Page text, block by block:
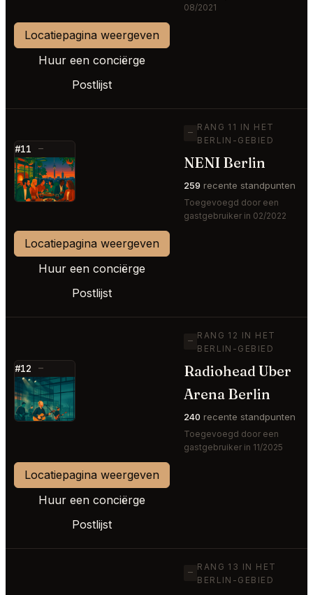
08/2021
Locatiepagina weergeven
Huur een conciërge
Postlijst
#11 —
⭐
—
RANG 11 IN HET
BERLIN-GEBIED
NENI Berlin
259 recente standpunten
Toegevoegd door een
gastgebruiker in 02/2022
Locatiepagina weergeven
Huur een conciërge
Postlijst
#12 —
⭐
—
RANG 12 IN HET
BERLIN-GEBIED
Radiohead Uber
Arena Berlin
240 recente standpunten
Toegevoegd door een
gastgebruiker in 11/2025
Locatiepagina weergeven
Huur een conciërge
Postlijst
—
RANG 13 IN HET
BERLIN-GEBIED